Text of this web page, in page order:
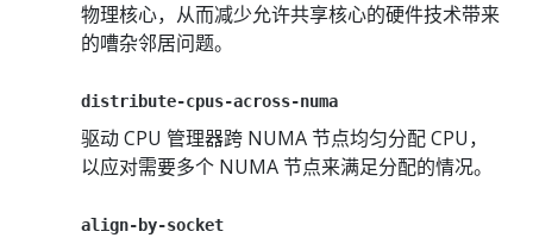
物理核心，从而减少允许共享核心的硬件技术带来
的嘈杂邻居问题。
distribute-cpus-across-numa
驱动 CPU 管理器跨 NUMA 节点均匀分配 CPU，
以应对需要多个 NUMA 节点来满足分配的情况。
align-by-socket